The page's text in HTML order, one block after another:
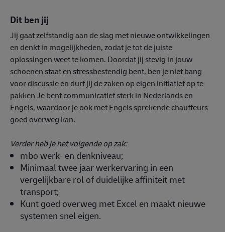
Dit ben jij
Jij gaat zelfstandig aan de slag met nieuwe ontwikkelingen
en denkt in mogelijkheden, zodat je tot de juiste
oplossingen weet te komen. Doordat jij stevig in jouw
schoenen staat en stressbestendig bent, ben je niet bang
voor discussie en durf jij de zaken op eigen initiatief op te
pakken Je bent communicatief sterk in Nederlands en
Engels, waardoor je ook met Engels sprekende chauffeurs
goed overweg kan.
Verder heb je het volgende op zak:
mbo werk- en denkniveau;
Minimaal twee jaar werkervaring in een
vergelijkbare rol of duidelijke affiniteit met
transport;
Kunt goed overweg met Excel en maakt nieuwe
systemen snel eigen.